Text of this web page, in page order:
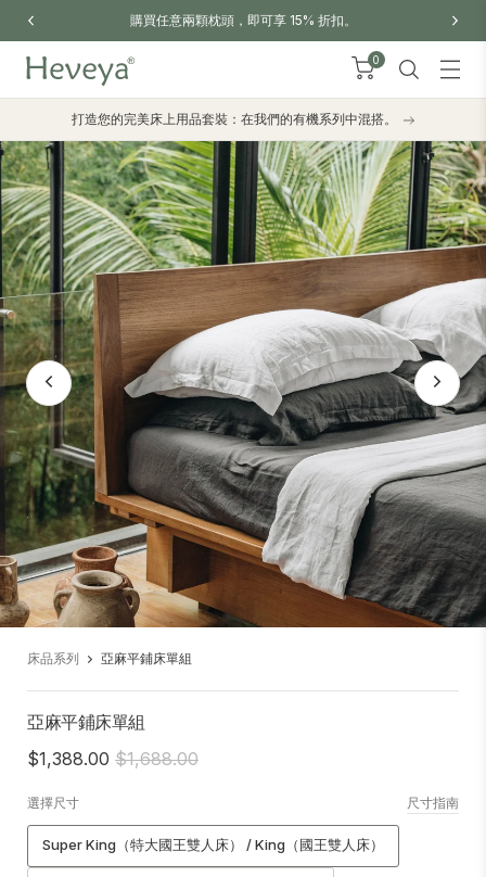
任意兩顆枕頭，即可享 15% 折扣。 訂單滿港幣
0
打造您的完美床上用品套裝：在我們的有機系列中混搭。
床品系列 亞麻平鋪床單組
亞麻平鋪床單組
$1,388.00 $1,688.00
選擇尺寸 尺寸指南
Super King（特大國王雙人床） / King（國王雙人床）